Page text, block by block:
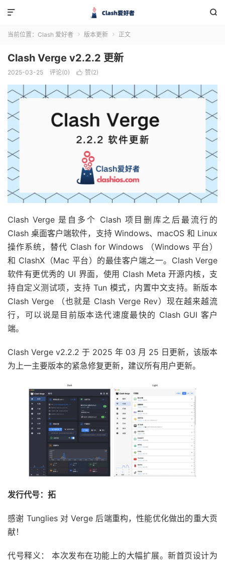


当前位置： Clash 爱好者  版本更新  正文
Clash Verge v2.2.2 更新
2025-03-25 评论(0)  赞(2)
Clash Verge 是自多个 Clash 项目删库之后最流行的
Clash 桌面客户端软件，支持 Windows、macOS 和 Linux
操作系统，替代 Clash for Windows （Windows 平台）
和 ClashX（Mac 平台）的最佳客户端之一。Clash Verge
软件有更优秀的 UI 界面，使用 Clash Meta 开源内核，支
持自定义测试项，支持 Tun 模式，内置中文支持。新版本
Clash Verge （也就是 Clash Verge Rev）现在越来越流
行，可以说是目前版本迭代速度最快的 Clash GUI 客户
端。
Clash Verge v2.2.2 于 2025 年 03 月 25 日更新，该版本
为上一主要版本的紧急修复更新，建议所有用户更新。
发行代号：拓
感谢 Tunglies 对 Verge 后端重构，性能优化做出的重大贡
献！
代号释义： 本次发布在功能上的大幅扩展。新首页设计为